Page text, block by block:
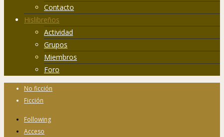
Contacto
Hislibreños
Actividad
Grupos
Miembros
Foro
No ficción
Ficción
Following
Acceso